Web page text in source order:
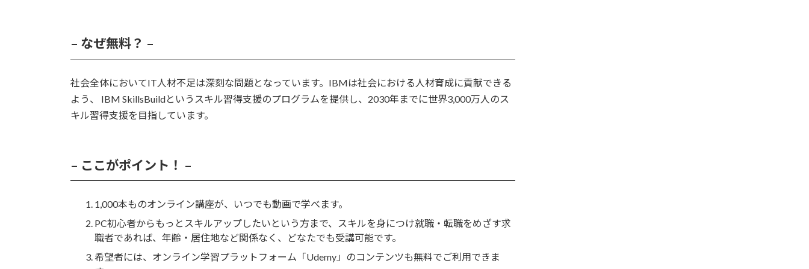
– なぜ無料？ –
社会全体においてIT人材不足は深刻な問題となっています。IBMは社会における人材育成に貢献できる
よう、 IBM SkillsBuildというスキル習得支援のプログラムを提供し、2030年までに世界3,000万人のス
キル習得支援を目指しています。
– ここがポイント！ –
1,000本ものオンライン講座が、いつでも動画で学べます。
PC初心者からもっとスキルアップしたいという方まで、スキルを身につけ就職・転職をめざす求
職者であれば、年齢・居住地など関係なく、どなたでも受講可能です。
希望者には、オンライン学習プラットフォーム「Udemy」のコンテンツも無料でご利用できま